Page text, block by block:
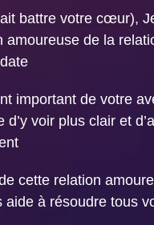
battre votre cœur),
amoureuse de la
important de votre
d’y voir plus clair et
cette relation
aide à résoudre tous